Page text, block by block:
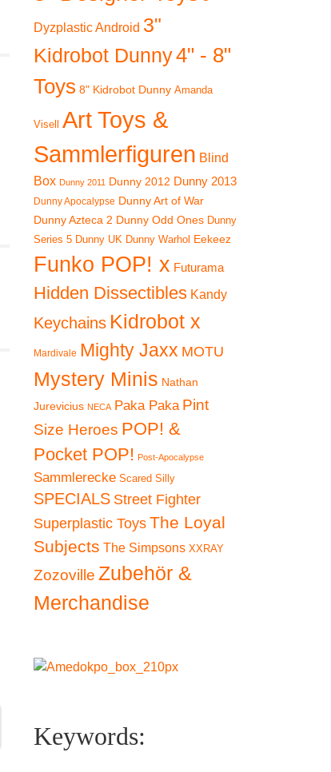
Kidrobot x
Shelterbank –
Charlie & Cosmic
€399,00
Versandkosten
Kidrobot Fatcap
€24,90
Lieferzeit:
Dyzplastic Android 3"
Kidrobot Dunny4" - 8"
Toys 8" Kidrobot Dunny Amanda
Visell
Art Toys &
Sammlerfiguren Blind
Box Dunny 2011 Dunny 2012 Dunny 2013
Dunny Apocalypse Dunny Art of War
Dunny Azteca 2 Dunny Odd Ones Dunny
Series 5 Dunny UK Dunny Warhol Eekeez
Funko POP! x Futurama
Hidden Dissectibles Kandy
Keychains Kidrobot x
Mardivale Mighty Jaxx MOTU
Mystery Minis Nathan
Jurevicius NECA Paka Paka Pint
Size Heroes POP! &
Pocket POP! Post-Apocalypse
Sammlerecke Scared Silly
SPECIALS Street Fighter
Superplastic ToysThe Loyal
Subjects The Simpsons XXRAY
Zozoville Zubehör &
Merchandise
Keywords: